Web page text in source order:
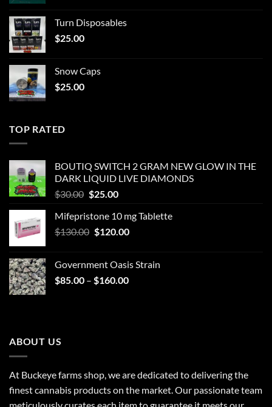
Turn Disposables
$25.00
Snow Caps
$25.00
TOP RATED
BOUTIQ SWITCH 2 GRAM NEW GLOW IN THE
DARK LIQUID LIVE DIAMONDS
$30.00 Original
was:
$30.00.
$25.00Current
is:
$25.00.
Mifepristone 10 mg Tablette
$130.00 Original
$130.00.
$120.00Current
$120.00.
Government Oasis Strain
$85.00 – $160.00Price
ABOUT US
At Buckeye farms shop, we are dedicated to delivering the
finest cannabis products on the market. Our passionate team